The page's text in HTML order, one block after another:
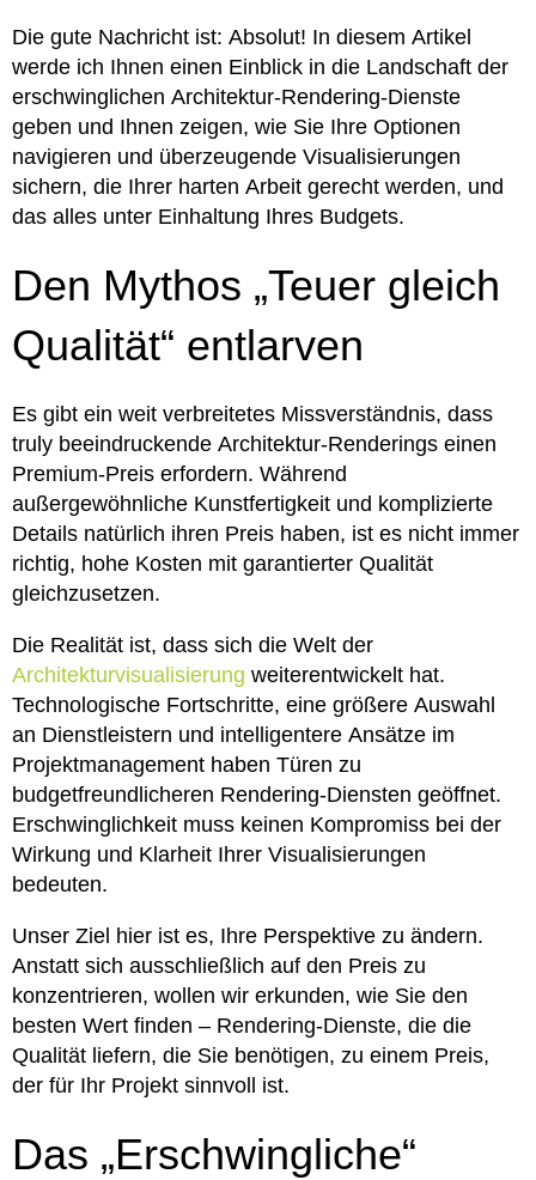
Die gute Nachricht ist: Absolut! In diesem Artikel
werde ich Ihnen einen Einblick in die Landschaft der
erschwinglichen Architektur-Rendering-Dienste
geben und Ihnen zeigen, wie Sie Ihre Optionen
navigieren und überzeugende Visualisierungen
sichern, die Ihrer harten Arbeit gerecht werden, und
das alles unter Einhaltung Ihres Budgets.
Den Mythos „Teuer gleich
Qualität“ entlarven
Es gibt ein weit verbreitetes Missverständnis, dass
truly beeindruckende Architektur-Renderings einen
Premium-Preis erfordern. Während
außergewöhnliche Kunstfertigkeit und komplizierte
Details natürlich ihren Preis haben, ist es nicht immer
richtig, hohe Kosten mit garantierter Qualität
gleichzusetzen.
Die Realität ist, dass sich die Welt der
Architekturvisualisierung weiterentwickelt hat.
Technologische Fortschritte, eine größere Auswahl
an Dienstleistern und intelligentere Ansätze im
Projektmanagement haben Türen zu
budgetfreundlicheren Rendering-Diensten geöffnet.
Erschwinglichkeit muss keinen Kompromiss bei der
Wirkung und Klarheit Ihrer Visualisierungen
bedeuten.
Unser Ziel hier ist es, Ihre Perspektive zu ändern.
Anstatt sich ausschließlich auf den Preis zu
konzentrieren, wollen wir erkunden, wie Sie den
besten Wert finden – Rendering-Dienste, die die
Qualität liefern, die Sie benötigen, zu einem Preis,
der für Ihr Projekt sinnvoll ist.
Das „Erschwingliche“